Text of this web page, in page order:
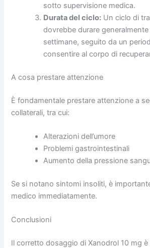
sotto supervisione medica.
Durata del ciclo: Un ciclo di
dovrebbe durare generalmente
settimane, seguito da un
consentire al corpo di
A cosa prestare attenzione
È fondamentale prestare attenzione a
collaterali, tra cui:
Alterazioni dell’umore
Problemi gastrointestinali
Aumento della pressione
Se si notano sintomi insoliti, è
medico immediatamente.
Conclusioni
Il corretto dosaggio di Xanodrol 10 mg è